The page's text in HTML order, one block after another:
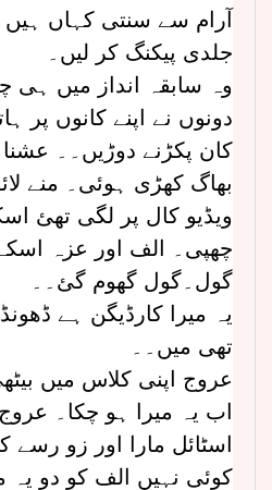
آرام سے سنتی کہاں
جلدی پیکنگ کر لیں۔
وہ سابقہ انداز میں ہی
دونوں نے اپنے کانوں پر
کان پکڑنے دوڑیں۔۔
بھاگ کھڑی ہوئی۔ منے
ویڈیو کال پر لگی تھئ
چھپی۔ الف اور عزہ
گول۔گول گھوم گئ۔۔
یہ میرا کارڈیگن ہے
تھی میں۔۔
عروج اپنی کلاس میں
اب یہ میرا ہو چکا۔
اسٹائل مارا اور زو رسے
کوئی نہیں الف کو دو